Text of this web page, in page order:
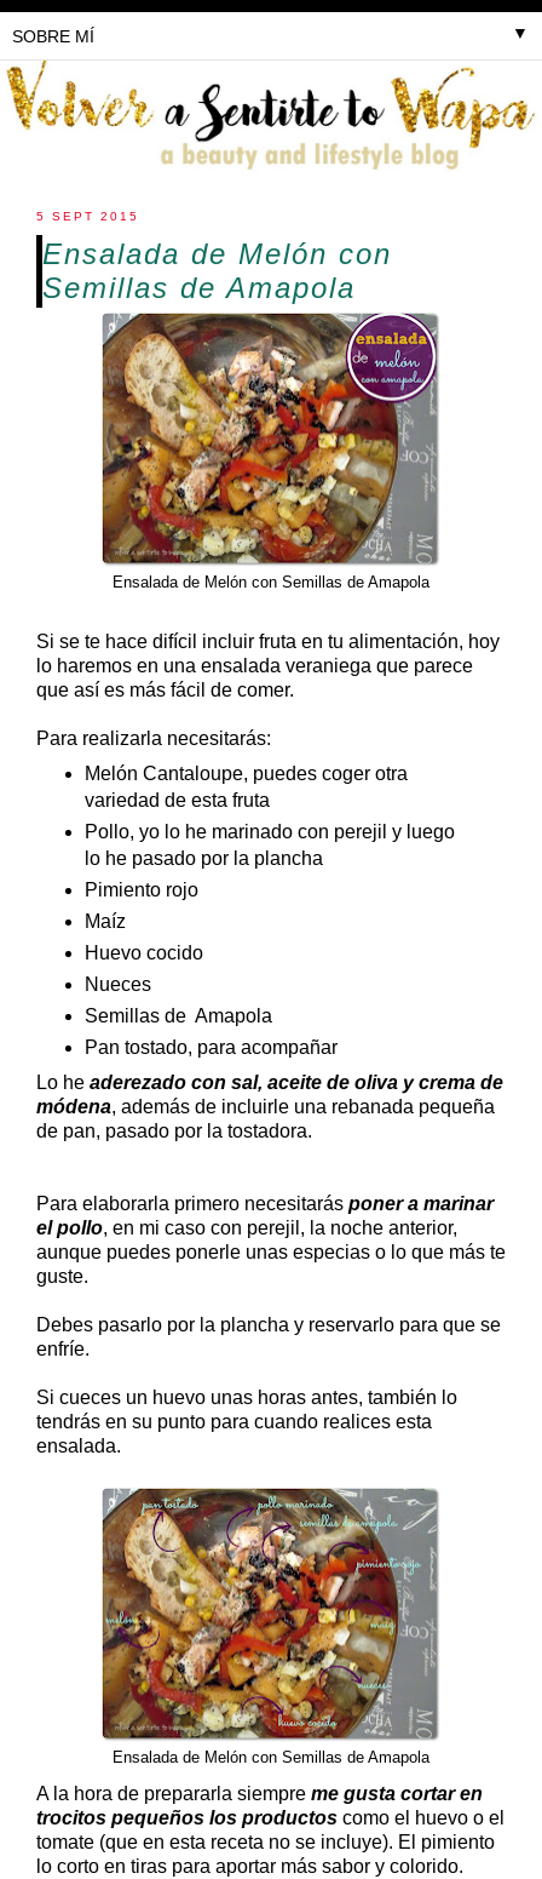
▼
5 SEPT 2015
Ensalada de Melón con
Semillas de Amapola
Ensalada de Melón con Semillas de Amapola
Si se te hace difícil incluir fruta en tu alimentación, hoy
lo haremos en una ensalada veraniega que parece
que así es más fácil de comer.
Para realizarla necesitarás:
Melón Cantaloupe, puedes coger otra
variedad de esta fruta
Pollo, yo lo he marinado con perejil y luego
lo he pasado por la plancha
Pimiento rojo
Maíz
Huevo cocido
Nueces
Semillas de Amapola
Pan tostado, para acompañar
Lo he aderezado con sal, aceite de oliva y crema de
módena, además de incluirle una rebanada pequeña
de pan, pasado por la tostadora.
Para elaborarla primero necesitarás poner a marinar
el pollo, en mi caso con perejil, la noche anterior,
aunque puedes ponerle unas especias o lo que más te
guste.
Debes pasarlo por la plancha y reservarlo para que se
enfríe.
Si cueces un huevo unas horas antes, también lo
tendrás en su punto para cuando realices esta
ensalada.
Ensalada de Melón con Semillas de Amapola
A la hora de prepararla siempre me gusta cortar en
trocitos pequeños los productos como el huevo o el
tomate (que en esta receta no se incluye). El pimiento
lo corto en tiras para aportar más sabor y colorido.